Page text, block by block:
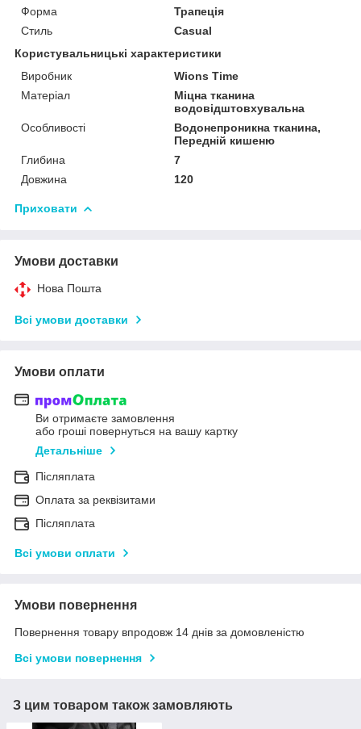
Форма
Трапеція
Стиль
Casual
Користувальницькі характеристики
Виробник
Wions Time
Матеріал
Міцна тканина
водовідштовхувальна
Особливості
Водонепроникна тканина,
Передній кишеню
Глибина
7
Довжина
120
Приховати
Умови доставки
Нова Пошта
Всі умови доставки
Умови оплати
Ви отримаєте замовлення
або гроші повернуться на вашу картку
Детальніше
Післяплата
Оплата за реквізитами
Післяплата
Всі умови оплати
Умови повернення
Повернення товару впродовж 14 днів за домовленістю
Всі умови повернення
З цим товаром також замовляють